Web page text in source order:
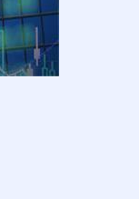
43.13